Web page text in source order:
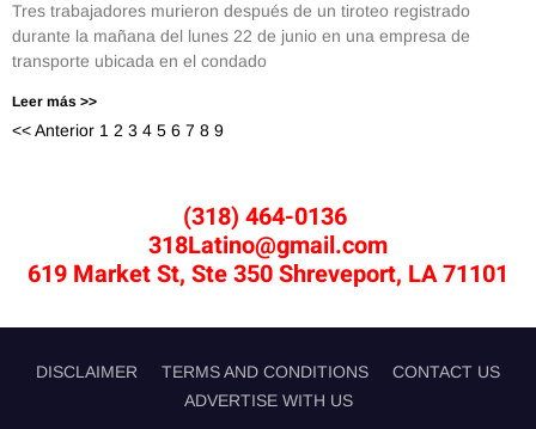
Tres trabajadores murieron después de un tiroteo registrado
durante la mañana del lunes 22 de junio en una empresa de
transporte ubicada en el condado
Leer más >>
<< Anterior 1 2 3 4 5 6 7 8 9
(318) 464-0136
318Latino@gmail.com
619 Market St, Ste 350 Shreveport, LA 71101
DISCLAIMER TERMS AND CONDITIONS
CONTACT US
ADVERTISE WITH US